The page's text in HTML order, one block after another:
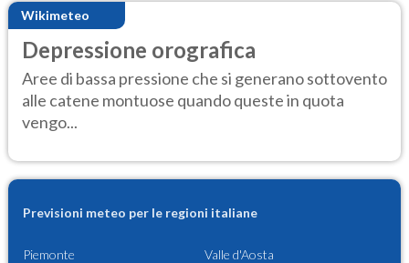
Wikimeteo
Depressione orografica
Aree di bassa pressione che si generano sottovento
alle catene montuose quando queste in quota
vengo...
Previsioni meteo per le regioni italiane
Piemonte Valle d'Aosta